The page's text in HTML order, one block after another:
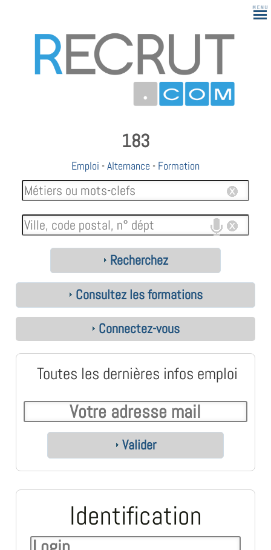
183
Emploi -Alternance - Formation
Recherchez
Consultez les formations
Connectez-vous
Toutes les dernières infos emploi
Valider
Identification